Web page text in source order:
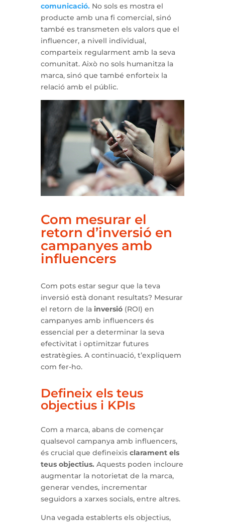
comunicació.No sols es mostra el
producte amb una fi comercial, sinó
també es transmeten els valors que el
influencer, a nivell individual,
comparteix regularment amb la seva
comunitat. Això no sols humanitza la
marca, sinó que també enforteix la
relació amb el públic.
Com mesurar el
retorn d’inversió en
campanyes amb
influencers
Com pots estar segur que la teva
inversió està donant resultats? Mesurar
el retorn de la inversió(ROI) en
campanyes amb influencers és
essencial per a determinar la seva
efectivitat i optimitzar futures
estratègies. A continuació, t’expliquem
com fer-ho.
Defineix els teus
objectius i KPIs
Com a marca, abans de començar
qualsevol campanya amb influencers,
és crucial que defineixis clarament els
teus objectius. Aquests poden incloure
augmentar la notorietat de la marca,
generar vendes, incrementar
seguidors a xarxes socials, entre altres.
Una vegada establerts els objectius,